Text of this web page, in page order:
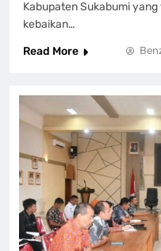
Kabupaten Sukabumi
kebaikan…
Read More